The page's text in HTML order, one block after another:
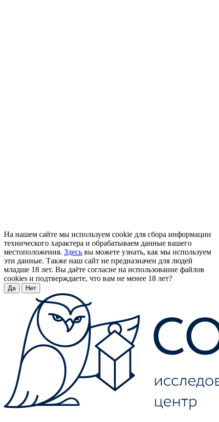
На нашем сайте мы используем cookie для сбора информации
технического характера и обрабатываем данные вашего
местоположения. Здесь вы можете узнать, как мы используем
эти данные. Также наш сайт не предназначен для людей
младше 18 лет. Вы даёте согласие на использование файлов
cookies и подтверждаете, что вам не менее 18 лет?
Да Нет